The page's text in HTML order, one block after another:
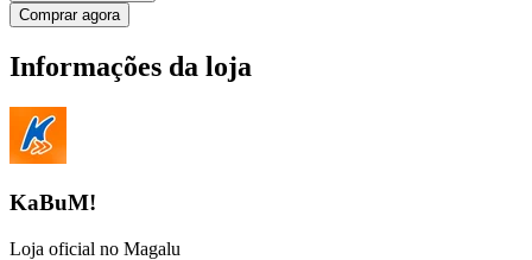
Comprar agora
Informações da loja
KaBuM!
Loja oficial no Magalu